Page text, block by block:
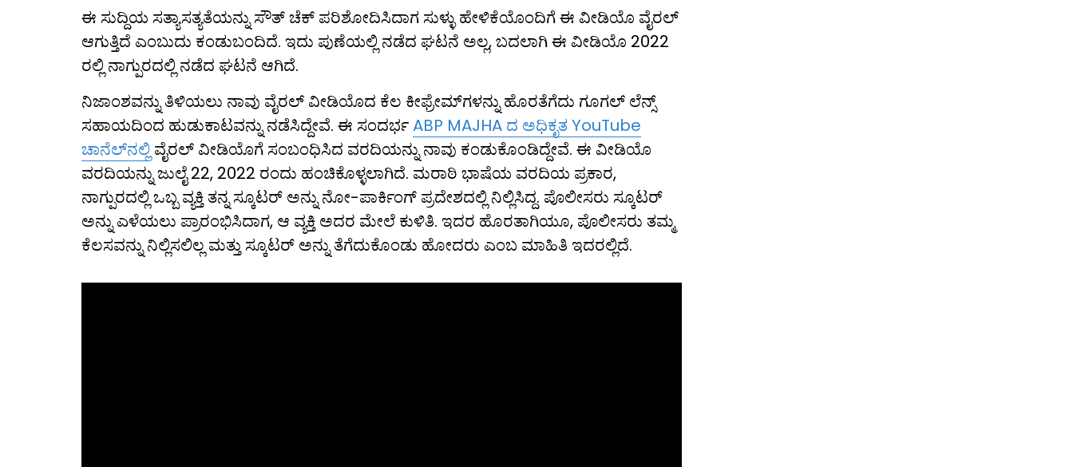
ಈ ಸುದ್ದಿಯ ಸತ್ಯಾಸತ್ಯತೆಯನ್ನು ಸೌತ್ ಚೆಕ್ ಪರಿಶೋದಿಸಿದಾಗ ಸುಳ್ಳು ಹೇಳಿಕೆಯೊಂದಿಗೆ ಈ ವೀಡಿಯೊ ವೈರಲ್
ಆಗುತ್ತಿದೆ ಎಂಬುದು ಕಂಡುಬಂದಿದೆ. ಇದು ಪುಣೆಯಲ್ಲಿ ನಡೆದ ಘಟನೆ ಅಲ್ಲ, ಬದಲಾಗಿ ಈ ವೀಡಿಯೊ 2022
ರಲ್ಲಿ ನಾಗ್ಪುರದಲ್ಲಿ ನಡೆದ ಘಟನೆ ಆಗಿದೆ.
ನಿಜಾಂಶವನ್ನು ತಿಳಿಯಲು ನಾವು ವೈರಲ್ ವೀಡಿಯೊದ ಕೆಲ ಕೀಫ್ರೇಮ್‌ಗಳನ್ನು ಹೊರತೆಗೆದು ಗೂಗಲ್ ಲೆನ್ಸ್
ಸಹಾಯದಿಂದ ಹುಡುಕಾಟವನ್ನು ನಡೆಸಿದ್ದೇವೆ. ಈ ಸಂದರ್ಭABP MAJHA ದ ಅಧಿಕೃತ YouTube
ಚಾನೆಲ್‌ನಲ್ಲಿ ವೈರಲ್ ವೀಡಿಯೊಗೆ ಸಂಬಂಧಿಸಿದ ವರದಿಯನ್ನು ನಾವು ಕಂಡುಕೊಂಡಿದ್ದೇವೆ. ಈ ವೀಡಿಯೊ
ವರದಿಯನ್ನು ಜುಲೈ 22, 2022 ರಂದು ಹಂಚಿಕೊಳ್ಳಲಾಗಿದೆ. ಮರಾಠಿ ಭಾಷೆಯ ವರದಿಯ ಪ್ರಕಾರ,
ನಾಗ್ಪುರದಲ್ಲಿ ಒಬ್ಬ ವ್ಯಕ್ತಿ ತನ್ನ ಸ್ಕೂಟರ್ ಅನ್ನು ನೋ-ಪಾರ್ಕಿಂಗ್ ಪ್ರದೇಶದಲ್ಲಿ ನಿಲ್ಲಿಸಿದ್ದ. ಪೊಲೀಸರು ಸ್ಕೂಟರ್
ಅನ್ನು ಎಳೆಯಲು ಪ್ರಾರಂಭಿಸಿದಾಗ, ಆ ವ್ಯಕ್ತಿ ಅದರ ಮೇಲೆ ಕುಳಿತಿ. ಇದರ ಹೊರತಾಗಿಯೂ, ಪೊಲೀಸರು ತಮ್ಮ
ಕೆಲಸವನ್ನು ನಿಲ್ಲಿಸಲಿಲ್ಲ ಮತ್ತು ಸ್ಕೂಟರ್ ಅನ್ನು ತೆಗೆದುಕೊಂಡು ಹೋದರು ಎಂಬ ಮಾಹಿತಿ ಇದರಲ್ಲಿದೆ.